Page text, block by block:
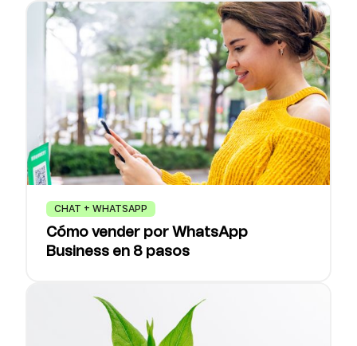
CHAT + WHATSAPP
Cómo vender por WhatsApp
Business en 8 pasos